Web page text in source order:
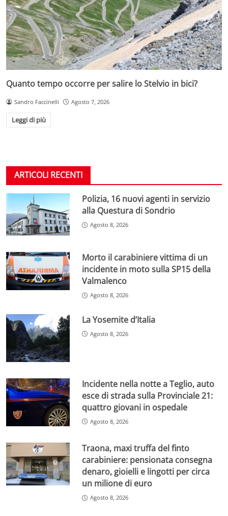
Quanto tempo occorre per salire lo Stelvio in bici?
Sandro Faccinelli Agosto 7, 2026
Leggi di più
ARTICOLI RECENTI
Polizia, 16 nuovi agenti in servizio
alla Questura di Sondrio
Agosto 8, 2026
Morto il carabiniere vittima di un
incidente in moto sulla SP15 della
Valmalenco
Agosto 8, 2026
La Yosemite d’Italia
Agosto 8, 2026
Incidente nella notte a Teglio, auto
esce di strada sulla Provinciale 21:
quattro giovani in ospedale
Agosto 8, 2026
Traona, maxi truffa del finto
carabiniere: pensionata consegna
denaro, gioielli e lingotti per circa
un milione di euro
Agosto 8, 2026